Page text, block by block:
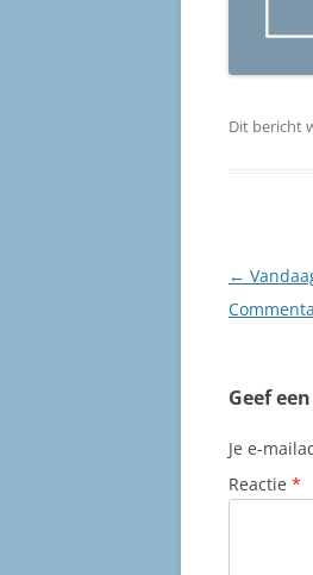
Dit bericht
←
Geef
Je e-
Reactie *